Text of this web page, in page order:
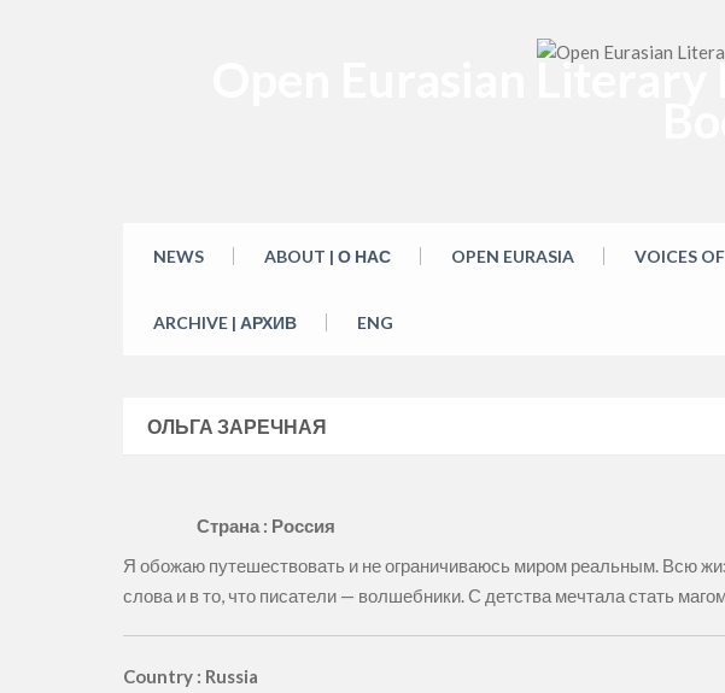
Open Eurasian Literary
NEWS ABOUT | О НАС OPEN EURASIA VOICES
ARCHIVE | АРХИВ ENG
ОЛЬГА ЗАРЕЧНАЯ
Страна : Россия
Я обожаю путешествовать и не ограничиваюсь миром реальным. Всю
слова и в то, что писатели — волшебники. С детства мечтала стать
Country : Russia